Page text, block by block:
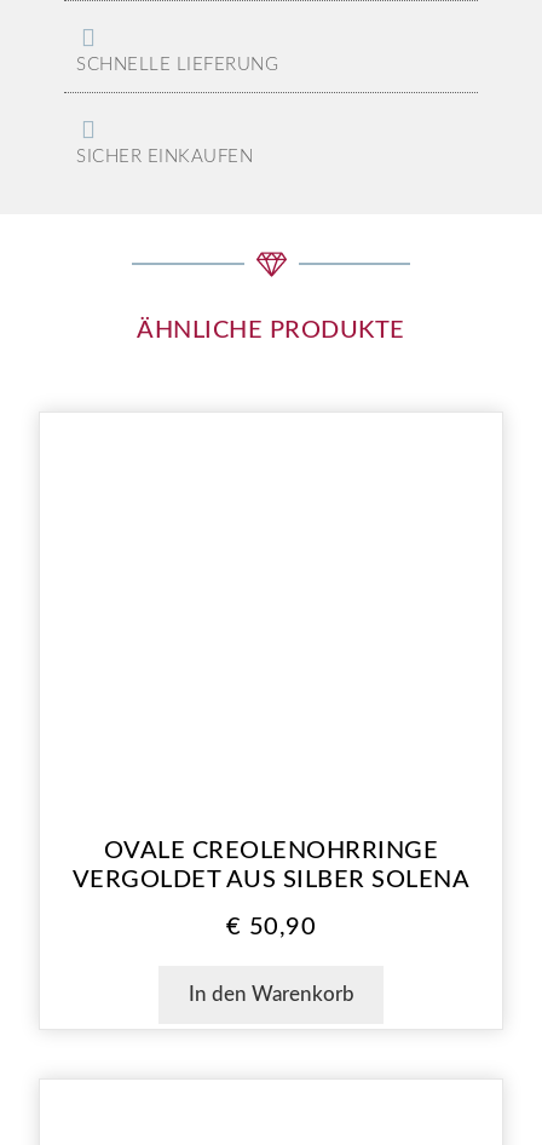
SCHNELLE LIEFERUNG
SICHER EINKAUFEN
ÄHNLICHE PRODUKTE
OVALE CREOLENOHRRINGE
VERGOLDET AUS SILBER SOLENA
€ 50,90
In den Warenkorb